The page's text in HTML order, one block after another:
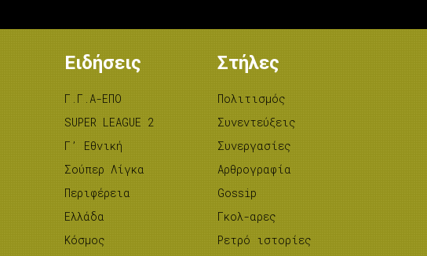
Ειδήσεις
Γ.Γ.Α-ΕΠΟ
SUPER LEAGUE 2
Γ’ Εθνική
Σούπερ Λίγκα
Περιφέρεια
Ελλάδα
Κόσμος
Στήλες
Πολιτισμός
Συνεντεύξεις
Συνεργασίες
Αρθρογραφία
Gossip
Γκολ-αρες
Ρετρό ιστορίες